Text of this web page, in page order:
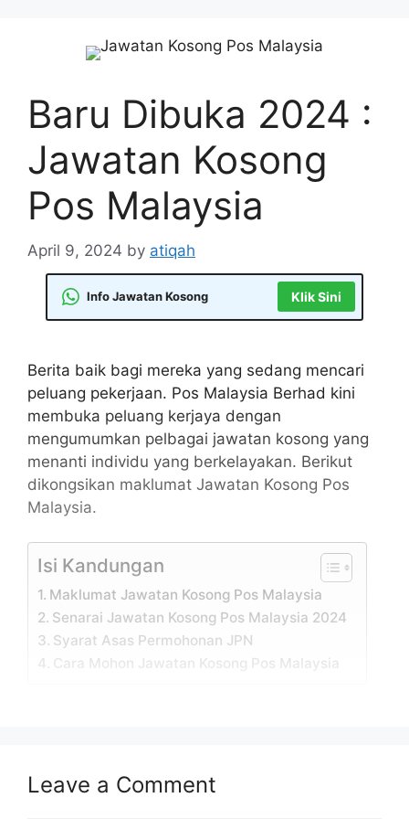
Baru Dibuka 2024 :
Jawatan Kosong
Pos Malaysia
April 9, 2024 by atiqah
Info Jawatan Kosong Klik Sini
Berita baik bagi mereka yang sedang mencari
peluang pekerjaan. Pos Malaysia Berhad kini
membuka peluang kerjaya dengan
mengumumkan pelbagai jawatan kosong yang
menanti individu yang berkelayakan. Berikut
dikongsikan maklumat Jawatan Kosong Pos
Malaysia.
Isi Kandungan
Maklumat Jawatan Kosong Pos Malaysia
Senarai Jawatan Kosong Pos Malaysia 2024
Syarat Asas Permohonan JPN
Cara Mohon Jawatan Kosong Pos Malaysia
Permohonan adalah dipelawa daripada
Leave a Comment